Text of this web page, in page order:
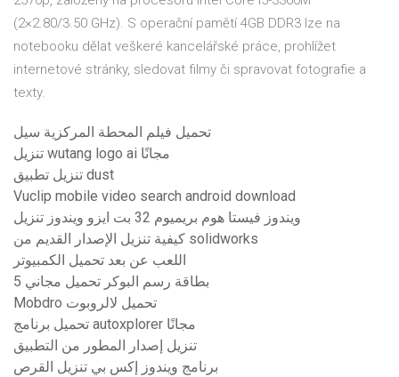
(2×2.80/3.50 GHz). S operační pamětí 4GB DDR3 lze na
notebooku dělat veškeré kancelářské práce, prohlížet
internetové stránky, sledovat filmy či spravovat fotografie a
texty.
تحميل فيلم المحطة المركزية سيل
تنزيل wutang logo ai مجانًا
تنزيل تطبيق dust
Vuclip mobile video search android download
ويندوز فيستا هوم بريميوم 32 بت ايزو ويندوز تنزيل
كيفية تنزيل الإصدار القديم من solidworks
اللعب عن بعد تحميل الكمبيوتر
5 بطاقة رسم البوكر تحميل مجاني
Mobdro تحميل لالروبوت
تحميل برنامج autoxplorer مجانًا
تنزيل إصدار المطور من التطبيق
برنامج ويندوز إكس بي تنزيل القرص